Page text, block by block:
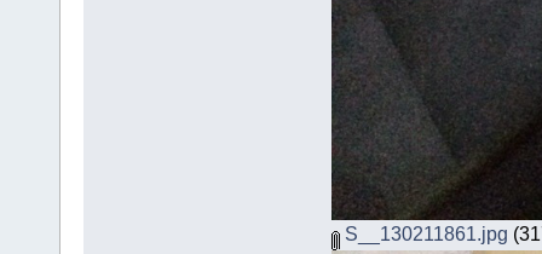
S__130211861.jpg